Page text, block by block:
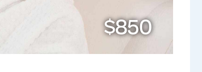
$850